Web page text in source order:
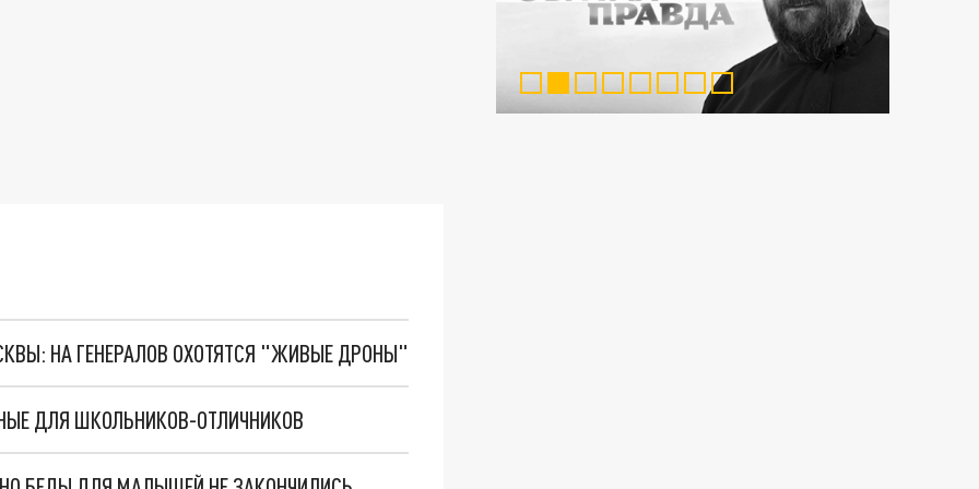
НА ГЕНЕРАЛОВ ОХОТЯТСЯ "ЖИВЫЕ ДРОНЫ"
ДЛЯ ШКОЛЬНИКОВ-ОТЛИЧНИКОВ